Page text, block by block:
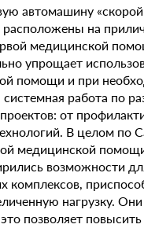
автомашину
на
медицинской
упрощает
помощи и при
работа по
от
В целом по
медицинской
возможности
комплексов,
нагрузку.
позволяет